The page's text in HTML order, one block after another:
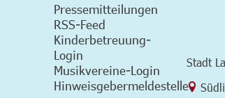
Pressemitteilungen
RSS-Feed
Kinderbetreuung-
Login
Musikvereine-Login
Hinweisgebermeldestelle
Stadt
Link